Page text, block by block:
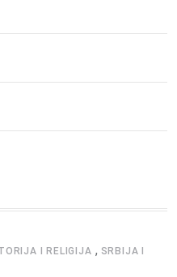
I RELIGIJA , SRBIJA I